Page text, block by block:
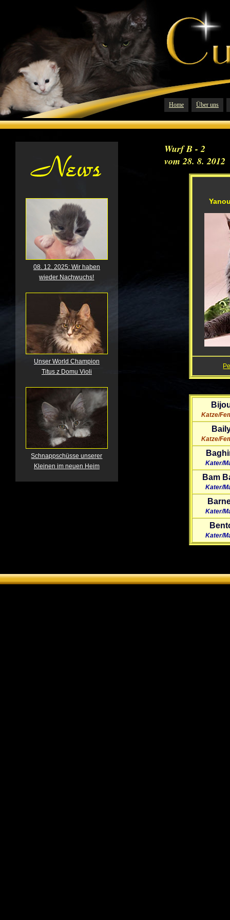
Home Über uns
08. 12. 2025: Wir haben
wieder Nachwuchs!
Unser World Champion
Titus z Domu Violi
Schnappschüsse unserer
Kleinen im neuen Heim
Wurf B - 2
vom 28. 8. 2012
Katze/
Katze/
Kater/
Bam
Kater/
Kater/
Kater/